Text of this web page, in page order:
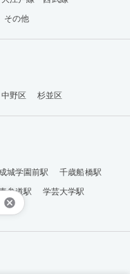
その他
中野区 杉並区
成城学園前駅
千歳船橋駅
参道駅
学芸大学駅